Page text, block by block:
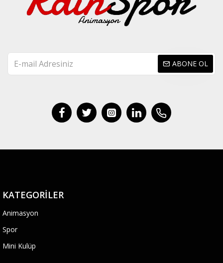
ABONE OL
KATEGORILER
Animasyon
Spor
Mini Kulüp